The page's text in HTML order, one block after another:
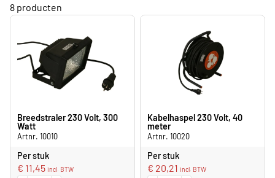
8 producten
Breedstraler 230 Volt, 300
Watt
Artnr. 10010
Per stuk
€ 11,45 incl. BTW
Kabelhaspel 230 Volt, 40
meter
Artnr. 10020
Per stuk
€ 20,21 incl. BTW